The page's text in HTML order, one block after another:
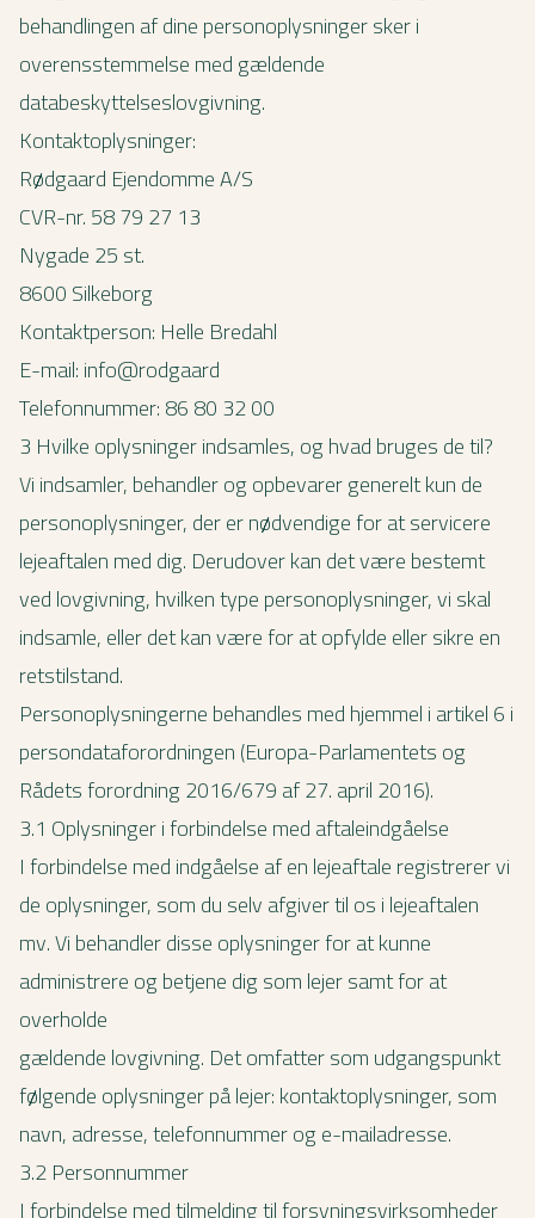
behandlingen af dine personoplysninger sker i
overensstemmelse med gældende
databeskyttelseslovgivning.
Kontaktoplysninger:
Rødgaard Ejendomme A/S
CVR-nr. 58 79 27 13
Nygade 25 st.
8600 Silkeborg
Kontaktperson: Helle Bredahl
E-mail: info@rodgaard
Telefonnummer: 86 80 32 00
3 Hvilke oplysninger indsamles, og hvad bruges de til?
Vi indsamler, behandler og opbevarer generelt kun de
personoplysninger, der er nødvendige for at servicere
lejeaftalen med dig. Derudover kan det være bestemt
ved lovgivning, hvilken type personoplysninger, vi skal
indsamle, eller det kan være for at opfylde eller sikre en
retstilstand.
Personoplysningerne behandles med hjemmel i artikel 6 i
persondataforordningen (Europa-Parlamentets og
Rådets forordning 2016/679 af 27. april 2016).
3.1 Oplysninger i forbindelse med aftaleindgåelse
I forbindelse med indgåelse af en lejeaftale registrerer vi
de oplysninger, som du selv afgiver til os i lejeaftalen
mv. Vi behandler disse oplysninger for at kunne
administrere og betjene dig som lejer samt for at
overholde
gældende lovgivning. Det omfatter som udgangspunkt
følgende oplysninger på lejer: kontaktoplysninger, som
navn, adresse, telefonnummer og e-mailadresse.
3.2 Personnummer